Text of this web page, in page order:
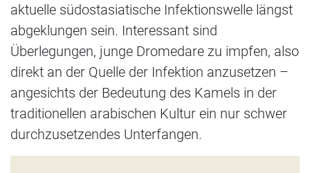
aktuelle südostasiatische Infektionswelle längst
abgeklungen sein. Interessant sind
Überlegungen, junge Dromedare zu impfen, also
direkt an der Quelle der Infektion anzusetzen –
angesichts der Bedeutung des Kamels in der
traditionellen arabischen Kultur ein nur schwer
durchzusetzendes Unterfangen.